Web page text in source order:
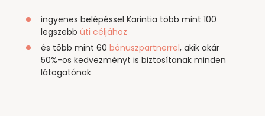
ingyenes belépéssel Karintia több mint 100
legszebb úti céljához
és több mint 60 bónuszpartnerrel, akik akár
50%-os kedvezményt is biztosítanak minden
látogatónak